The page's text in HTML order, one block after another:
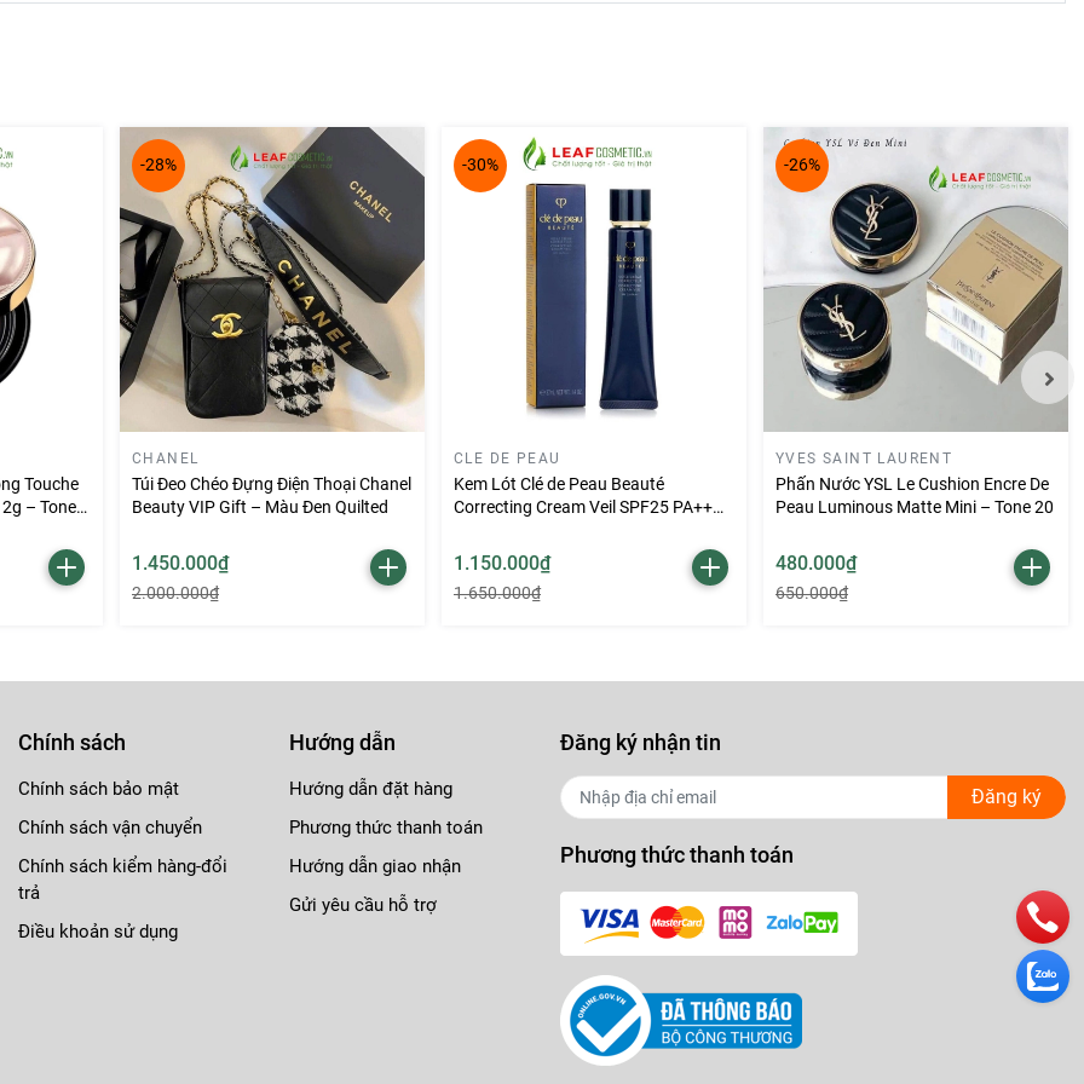
mà còn bởi khả năng dưỡng ẩm và bền màu vượt trội, mang đến
Silky Matte Lipstick chính là sự nâng cấp hoàn hảo của dòng son
Touche
– Tone
-28%
CHANEL
Túi Đeo Chéo Đựng Điện Thoại Chanel
Beauty VIP Gift – Màu Đen Quilted
1.450.000₫
2.000.000₫
-30%
CLE DE PEAU
Kem Lót Clé de Peau Beauté
Correcting Cream Veil SPF25 PA++
1.150.000₫
1.650.000₫
-26%
YVES SAINT LAURENT
Phấn Nước YSL Le Cushion Encre De
Peau Luminous Matte Mini – Tone 20
480.000₫
650.000₫
Chính sách
Chính sách bảo mật
Chính sách vận chuyển
Chính sách kiểm hàng-đổi
trả
Điều khoản sử dụng
Hướng dẫn
Hướng dẫn đặt hàng
Phương thức thanh toán
Hướng dẫn giao nhận
Gửi yêu cầu hỗ trợ
Đăng ký nhận tin
Đăng ký
Phương thức thanh toán